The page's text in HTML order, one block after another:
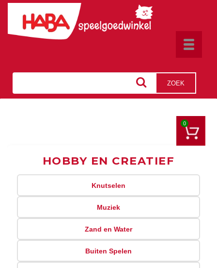
Toggle
ZOEK
0
HOBBY EN CREATIEF
Knutselen
Muziek
Zand en Water
Buiten Spelen